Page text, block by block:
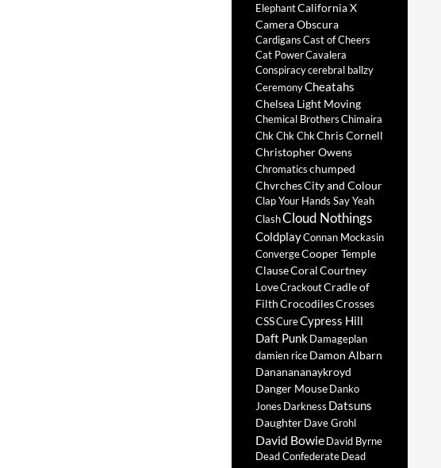
ElephantCalifornia X
Camera Obscura
CardigansCast of Cheers
Cat PowerCavalera
Conspiracycerebral ballzy
CeremonyCheatahs
Chelsea Light Moving
Chemical BrothersChimaira
Chk Chk ChkChris Cornell
Christopher Owens
Chromaticschumped
ChvrchesCity and Colour
Clap Your Hands Say Yeah
ClashCloud Nothings
ColdplayConnan Mockasin
ConvergeCooper Temple
ClauseCoralCourtney
LoveCrackoutCradle of
FilthCrocodilesCrosses
CSSCureCypress Hill
Daft PunkDamageplan
damien riceDamon Albarn
Dananananaykroyd
Danger MouseDanko
Jones Darkness Datsuns
DaughterDave Grohl
David BowieDavid Byrne
Dead ConfederateDead